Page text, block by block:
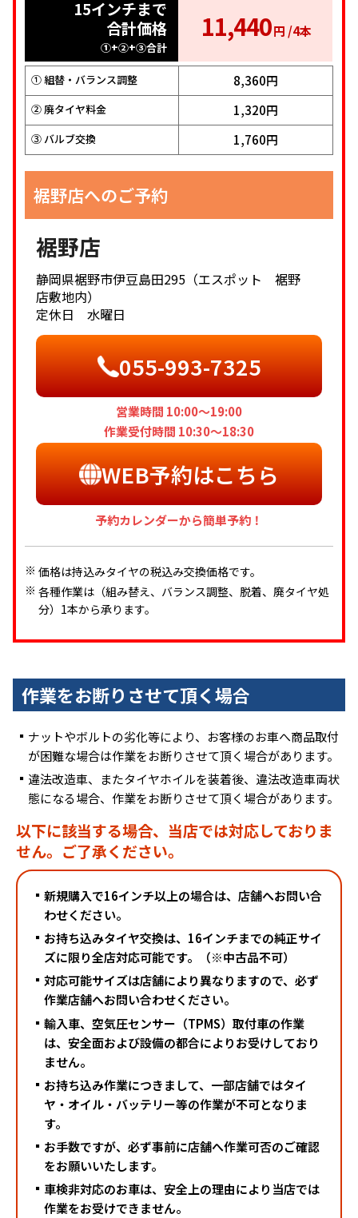
CLOSE
タイヤ交換工賃・WEB予約
ご利用店舗の地域を選択してください。
北海道
関東 中部
近畿
15インチまで
合計価格
①+②+③合計
11,440円 /4本
① 組替・バランス調整 8,360円
② 廃タイヤ料金 1,320円
③ バルブ交換 1,760円
16インチ
合計価格
①+②+③合計
12,320円 /4本
① 組替・バランス調整 9,240円
② 廃タイヤ料金 1,320円
③ バルブ交換 1,760円
17インチ
合計価格
①+②+③合計
14,080円 /4本
① 組替・バランス調整 10,120円
② 廃タイヤ料金 2,200円
③ バルブ交換 1,760円
裾野店へのご予約
裾野店
静岡県裾野市伊豆島田295（エスポット 裾野
店敷地内）
定休日 水曜日
055-993-7325
営業時間 10:00～19:00
作業受付時間 10:30～18:30
WEB予約はこちら
予約カレンダーから簡単予約！
価格は持込みタイヤの税込み交換価格です。
各種作業は（組み替え、バランス調整、脱着、廃タイヤ処
分）1本から承ります。
作業をお断りさせて頂く場合
ナットやボルトの劣化等により、お客様のお車へ商品取付
が困難な場合は作業をお断りさせて頂く場合があります。
違法改造車、またタイヤホイルを装着後、違法改造車両状
態になる場合、作業をお断りさせて頂く場合があります。
以下に該当する場合、当店では対応しておりま
せん。ご了承ください。
新規購入で16インチ以上の場合は、店舗へお問い合
わせください。
お持ち込みタイヤ交換は、16インチまでの純正サイ
ズに限り全店対応可能です。（※中古品不可）
対応可能サイズは店舗により異なりますので、必ず
作業店舗へお問い合わせください。
輸入車、空気圧センサー（TPMS）取付車の作業
は、安全面および設備の都合によりお受けしており
ません。
お持ち込み作業につきまして、一部店舗ではタイ
ヤ・オイル・バッテリー等の作業が不可となりま
す。
お手数ですが、必ず事前に店舗へ作業可否のご確認
をお願いいたします。
車検非対応のお車は、安全上の理由により当店では
作業をお受けできません。